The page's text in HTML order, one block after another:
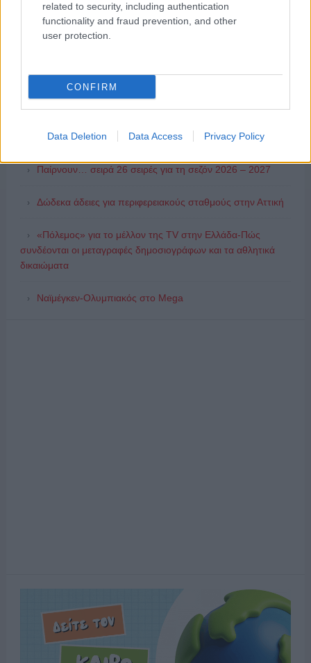
related to security, including authentication
functionality and fraud prevention, and other
user protection.
CONFIRM
Data Deletion Data Access Privacy Policy
ΑΧΜΕΣ: Δεύτερες σκέψεις στον ΑΝΤ1...
Αποχώρησε από την Cosmote TV o Μιχάλης Τσώχος
χάρτης των επιδοτήσεων στην TV, μέσω ΕΚΚΟΜΕΔ
Παίρνουν… σειρά 26 σειρές για τη σεζόν 2026 – 2027
Δώδεκα άδειες για περιφερειακούς σταθμούς στην Αττική
«Πόλεμος» για το μέλλον της TV στην Ελλάδα-Πώς
συνδέονται οι μεταγραφές δημοσιογράφων και τα αθλητικά
δικαιώματα
Ναϊμέγκεν-Ολυμπιακός στο Mega